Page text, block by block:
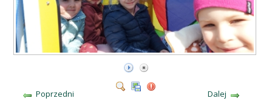
Poprzedni
Dalej